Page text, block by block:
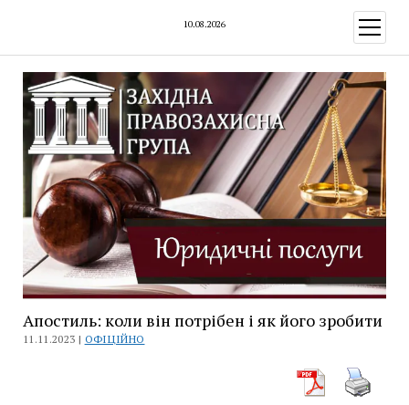
10.08.2026
меню
Апостиль: коли він потрібен і як його зробити
11.11.2023 | ОФІЦІЙНО